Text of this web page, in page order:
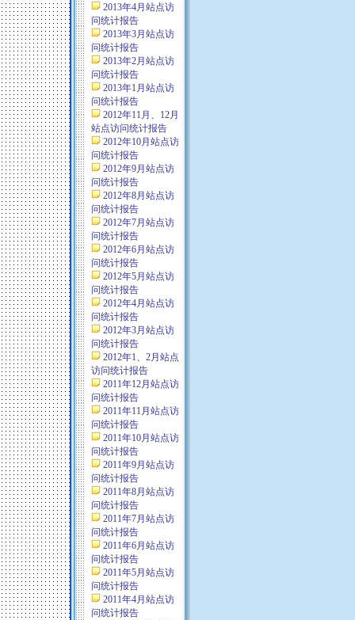
2013年4月站点访
问统计报告
2013年3月站点访
问统计报告
2013年2月站点访
问统计报告
2013年1月站点访
问统计报告
2012年11月、12月
站点访问统计报告
2012年10月站点访
问统计报告
2012年9月站点访
问统计报告
2012年8月站点访
问统计报告
2012年7月站点访
问统计报告
2012年6月站点访
问统计报告
2012年5月站点访
问统计报告
2012年4月站点访
问统计报告
2012年3月站点访
问统计报告
2012年1、2月站点
访问统计报告
2011年12月站点访
问统计报告
2011年11月站点访
问统计报告
2011年10月站点访
问统计报告
2011年9月站点访
问统计报告
2011年8月站点访
问统计报告
2011年7月站点访
问统计报告
2011年6月站点访
问统计报告
2011年5月站点访
问统计报告
2011年4月站点访
问统计报告